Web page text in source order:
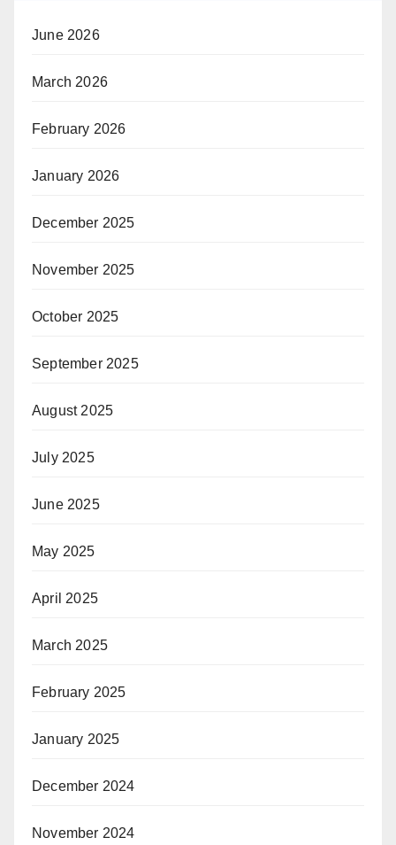
June 2026
March 2026
February 2026
January 2026
December 2025
November 2025
October 2025
September 2025
August 2025
July 2025
June 2025
May 2025
April 2025
March 2025
February 2025
January 2025
December 2024
November 2024